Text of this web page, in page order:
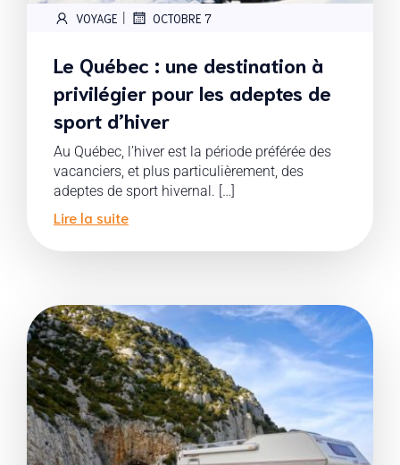
VOYAGE | OCTOBRE 7
Le Québec : une destination à
privilégier pour les adeptes de
sport d’hiver
Au Québec, l’hiver est la période préférée des
vacanciers, et plus particulièrement, des
adeptes de sport hivernal. […]
Lire la suite